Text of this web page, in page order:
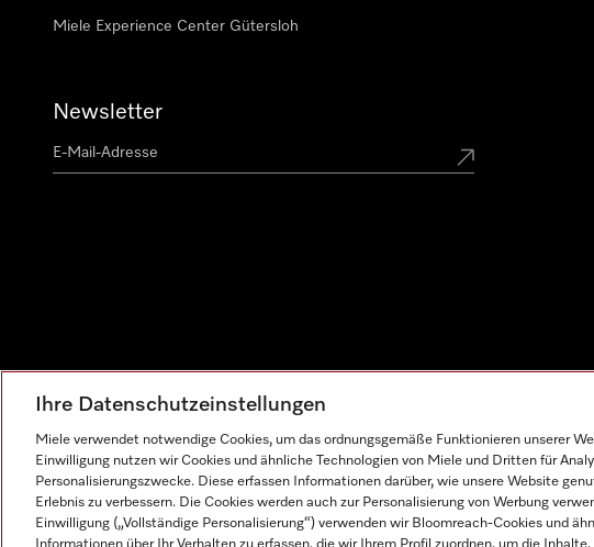
Miele Experience Center Gütersloh
Newsletter
Ihre Datenschutzeinstellungen
Miele verwendet notwendige Cookies, um das ordnungsgemäße Funktionieren unserer
Einwilligung nutzen wir Cookies und ähnliche Technologien von Miele und Dritten für
Personalisierungszwecke. Diese erfassen Informationen darüber, wie unsere Website
Erlebnis zu verbessern. Die Cookies werden auch zur Personalisierung von Werbung
Einwilligung („Vollständige Personalisierung“) verwenden wir Bloomreach-Cookies und